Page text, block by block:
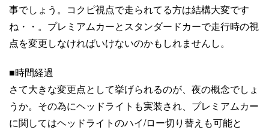
事でしょう。コクピ視点で走られてる方は結構大変です
ね・・。プレミアムカーとスタンダードカーで走行時の視
点を変更しなければいけないのかもしれませんし。
■時間経過
さて大きな変更点として挙げられるのが、夜の概念でしょ
うか。その為にヘッドライトも実装され、プレミアムカー
に関してはヘッドライトのハイ/ロー切り替えも可能と